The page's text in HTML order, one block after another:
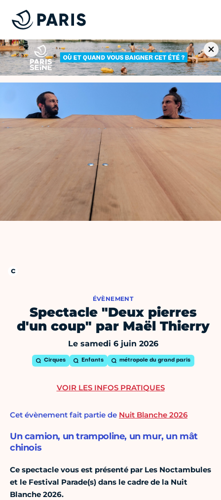
ÉVÈNEMENT
Spectacle "Deux pierres
d'un coup" par Maël Thierry
Le samedi 6 juin 2026
Cirques Enfants métropole du grand paris
Cet évènement fait partie de Nuit Blanche 2026
Un camion, un trampoline, un mur, un mât
chinois
Ce spectacle vous est présenté par Les Noctambules
et le Festival Parade(s) dans le cadre de la Nuit
Blanche 2026.
VOIR LES INFOS PRATIQUES